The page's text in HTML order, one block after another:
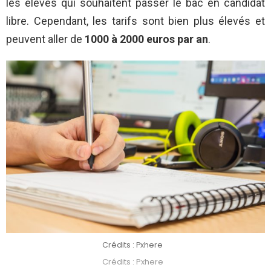
les élèves qui souhaitent passer le bac en candidat
libre. Cependant, les tarifs sont bien plus élevés et
peuvent aller de 1000 à 2000 euros par an.
Crédits : Pxhere
Crédits : Pxhere